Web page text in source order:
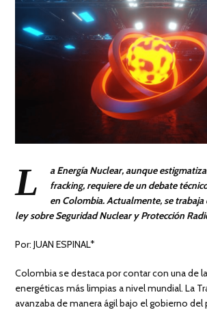
L
a Energía Nuclear, aunque
fracking, requiere de un debate
en Colombia. Actualmente, se
ley sobre Seguridad Nuclear y Protección
Por: JUAN ESPINAL*
Colombia se destaca por contar con una de
energéticas más limpias a nivel mundial. La
avanzaba de manera ágil bajo el gobierno del